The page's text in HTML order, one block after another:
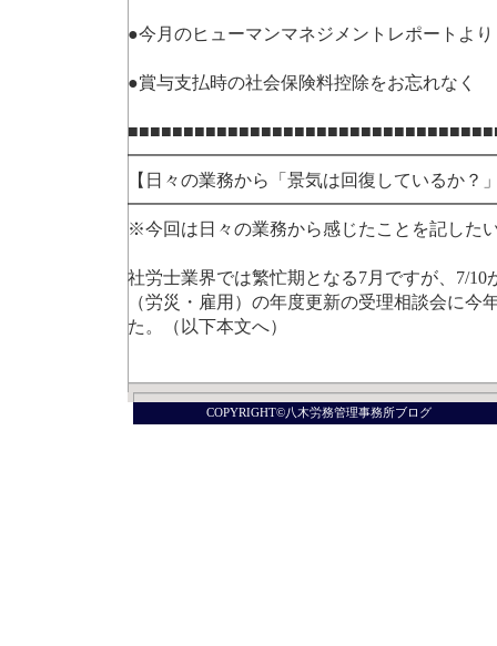
●今月のヒューマンマネジメントレポートよ
●賞与支払時の社会保険料控除をお忘れなく
【日々の業務から「景気は回復しているか？
※今回は日々の業務から感じたことを記した
社労士業界では繁忙期となる7月ですが、7/
（労災・雇用）の年度更新の受理相談会に今
た。（以下本文へ）
COPYRIGHT©八木労務管理事務所ブログ